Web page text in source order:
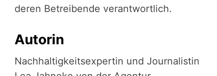
deren Betreibende verantwortlich.
Autorin
Nachhaltigkeitsexpertin und Journalistin